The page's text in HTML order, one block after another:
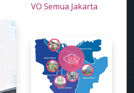
VO Semua Jakarta